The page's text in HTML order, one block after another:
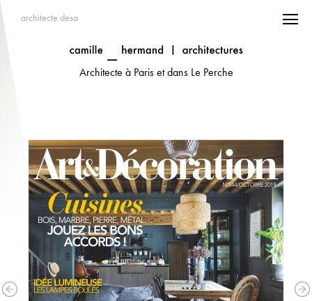
architecte desa
Architecte à Paris et dans Le Perche